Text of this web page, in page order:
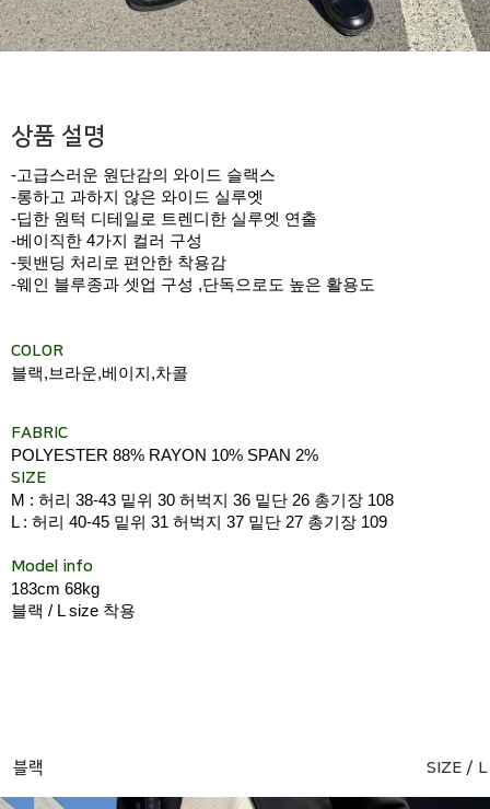
상품 설명
-고급스러운 원단감의 와이드 슬랙스
-롱하고 과하지 않은 와이드 실루엣
-딥한 원턱 디테일로 트렌디한 실루엣 연출
-베이직한 4가지 컬러 구성
-뒷밴딩 처리로 편안한 착용감
-웨인 블루종과 셋업 구성 ,단독으로도 높은 활용도
COLOR
블랙,브라운,베이지,차콜
FABRIC
POLYESTER 88% RAYON 10% SPAN 2%
SIZE
M : 허리 38-43 밑위 30 허벅지 36 밑단 26 총기장 108
L : 허리 40-45 밑위 31 허벅지 37 밑단 27 총기장 109
Model info
183cm 68kg
블랙 / L size 착용
블랙 SIZE / L